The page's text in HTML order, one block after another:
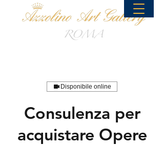
Disponibile online
Consulenza per
acquistare Opere